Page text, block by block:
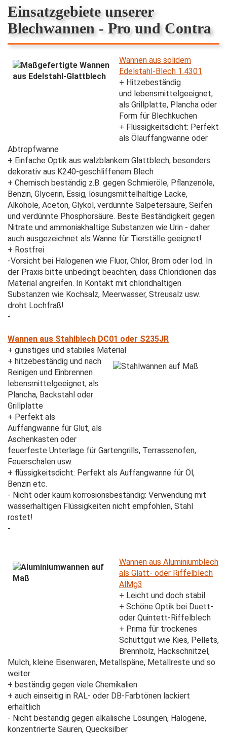
Einsatzgebiete unserer
Blechwannen - Pro und Contra
Wannen aus solidem
Edelstahl-Blech 1.4301
+ Hitzebeständig
und lebensmittelgeeignet,
als Grillplatte, Plancha oder
Form für Blechkuchen
+ Flüssigkeitsdicht: Perfekt
als Ölauffangwanne oder
Abtropfwanne
+ Einfache Optik aus walzblankem Glattblech, besonders
dekorativ aus K240-geschliffenem Blech
+ Chemisch beständig z.B. gegen Schmieröle, Pflanzenöle,
Benzin, Glycerin, Essig, lösungsmittelhaltige Lacke,
Alkohole, Aceton, Glykol, verdünnte Salpetersäure, Seifen
und verdünnte Phosphorsäure. Beste Beständigkeit gegen
Nitrate und ammoniakhaltige Substanzen wie Urin - daher
auch ausgezeichnet als Wanne für Tierställe geeignet!
+ Rostfrei
-Vorsicht bei Halogenen wie Fluor, Chlor, Brom oder Iod. In
der Praxis bitte unbedingt beachten, dass Chloridionen das
Material angreifen. In Kontakt mit chloridhaltigen
Substanzen wie Kochsalz, Meerwasser, Streusalz usw.
droht Lochfraß!
-
Wannen aus Stahlblech DC01 oder S235JR
+ günstiges und stabiles Material
+ hitzebeständig und nach
Reinigen und Einbrennen
lebensmittelgeeignet, als
Plancha, Backstahl oder
Grillplatte
+ Perfekt als
Auffangwanne für Glut, als
Aschenkasten oder
feuerfeste Unterlage für Gartengrills, Terrassenofen,
Feuerschalen usw.
+ flüssigkeitsdicht: Perfekt als Auffangwanne für Öl,
Benzin etc.
- Nicht oder kaum korrosionsbeständig: Verwendung mit
wasserhaltigen Flüssigkeiten nicht empfohlen, Stahl
rostet!
-
Wannen aus Aluminiumblech
als Glatt- oder Riffelblech
AlMg3
+ Leicht und doch stabil
+ Schöne Optik bei Duett-
oder Quintett-Riffelblech
+ Prima für trockenes
Schüttgut wie Kies, Pellets,
Brennholz, Hackschnitzel,
Mulch, kleine Eisenwaren, Metallspäne, Metallreste und so
weiter
+ beständig gegen viele Chemikalien
+ auch einseitig in RAL- oder DB-Farbtönen lackiert
erhältlich
- Nicht beständig gegen alkalische Lösungen, Halogene,
konzentrierte Säuren, Quecksilber